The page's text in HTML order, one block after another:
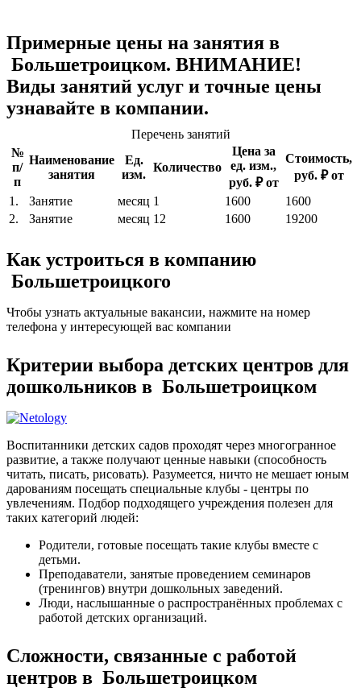
Примерные цены на занятия в
Большетроицком. ВНИМАНИЕ!
Виды занятий услуг и точные цены
узнавайте в компании.
Перечень занятий
№
п/
п
Наименование
занятия
Ед.
изм.
Количество
Цена за
ед. изм.,
руб. ₽ от
Стоимость,
руб. ₽ от
1.
Занятие месяц 1 1600
1600
2.
Занятие месяц 12 1600 19200
Как устроиться в компанию
Большетроицкого
Чтобы узнать актуальные вакансии, нажмите на номер
телефона у интересующей вас компании
Критерии выбора детских центров для
дошкольников в Большетроицком
Воспитанники детских садов проходят через многогранное
развитие, а также получают ценные навыки (способность
читать, писать, рисовать). Разумеется, ничто не мешает юным
дарованиям посещать специальные клубы - центры по
увлечениям. Подбор подходящего учреждения полезен для
таких категорий людей:
Родители, готовые посещать такие клубы вместе с
детьми.
Преподаватели, занятые проведением семинаров
(тренингов) внутри дошкольных заведений.
Люди, наслышанные о распространённых проблемах с
работой детских организаций.
Сложности, связанные с работой
центров в Большетроицком